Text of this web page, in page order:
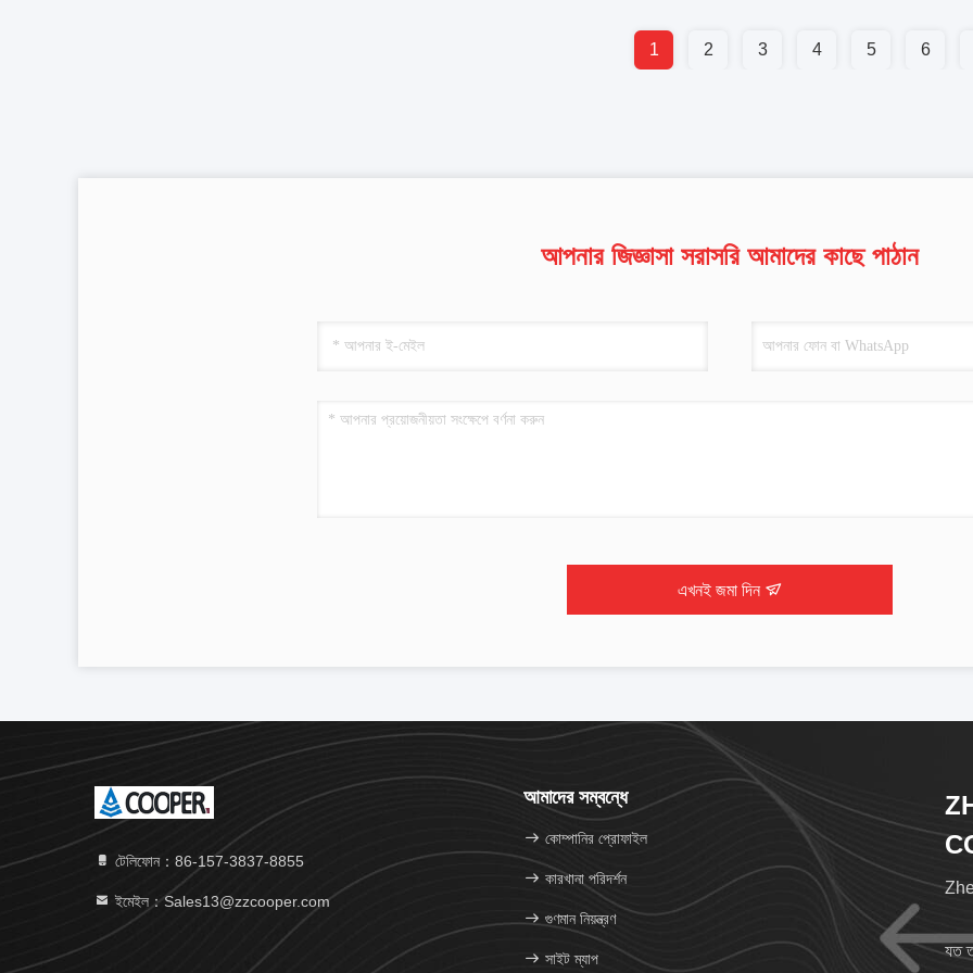
1 2 3 4 5 6
আপনার জিজ্ঞাসা সরাসরি আমাদের কাছে পাঠান
এখনই জমা দিন
টেলিফোন：86-157-3837-8855
ইমেইল：Sales13@zzcooper.com
আমাদের সম্বন্ধে
কোম্পানির প্রোফাইল
কারখানা পরিদর্শন
গুণমান নিয়ন্ত্রণ
সাইট ম্যাপ যত